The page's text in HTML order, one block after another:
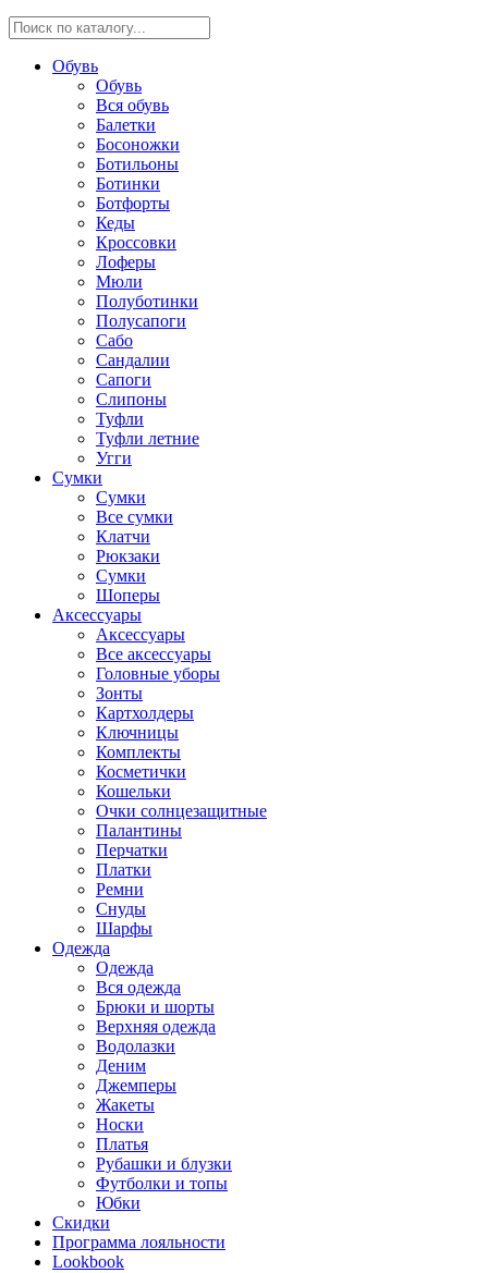
Обувь
Обувь
Вся обувь
Балетки
Босоножки
Ботильоны
Ботинки
Ботфорты
Кеды
Кроссовки
Лоферы
Мюли
Полуботинки
Полусапоги
Сабо
Сандалии
Сапоги
Слипоны
Туфли
Туфли летние
Угги
Сумки
Сумки
Все сумки
Клатчи
Рюкзаки
Сумки
Шоперы
Аксессуары
Аксессуары
Все аксессуары
Головные уборы
Зонты
Картхолдеры
Ключницы
Комплекты
Косметички
Кошельки
Очки солнцезащитные
Палантины
Перчатки
Платки
Ремни
Снуды
Шарфы
Одежда
Одежда
Вся одежда
Брюки и шорты
Верхняя одежда
Водолазки
Деним
Джемперы
Жакеты
Носки
Платья
Рубашки и блузки
Футболки и топы
Юбки
Скидки
Программа лояльности
Lookbook